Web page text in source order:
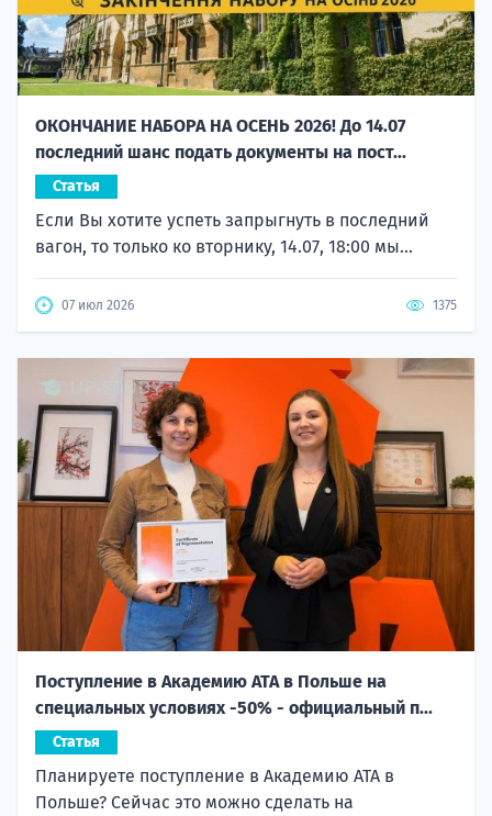
ОКОНЧАНИЕ НАБОРА НА ОСЕНЬ 2026! До 14.07
последний шанс подать документы на пост...
Статья
Если Вы хотите успеть запрыгнуть в последний
вагон, то только ко вторнику, 14.07, 18:00 мы...
07 июл 2026 1375
Поступление в Академию ATA в Польше на
специальных условиях -50% - официальный п...
Статья
Планируете поступление в Академию ATA в
Польше? Сейчас это можно сделать на